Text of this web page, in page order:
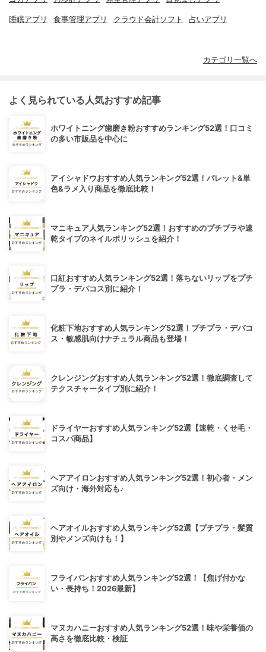
睡眠アプリ 食事管理アプリ クラウド会計ソフト 占いアプリ
カテゴリ一覧へ
よく見られている人気おすすめ記事
ホワイトニング歯磨き粉おすすめランキング52選！口コミ
の多い市販品を中心に
アイシャドウおすすめ人気ランキング52選！パレット&単
色&ラメ入り商品を徹底比較！
マニキュア人気ランキング52選！おすすめのプチプラや速
乾タイプのネイルポリッシュを紹介！
口紅おすすめ人気ランキング52選！落ちないリップをプチ
プラ・デパコス別に紹介！
化粧下地おすすめ人気ランキング52選！プチプラ・デパコ
ス・敏感肌向けナチュラル商品も登場！
クレンジングおすすめ人気ランキング52選！徹底調査して
テクスチャータイプ別に紹介！
ドライヤーおすすめ人気ランキング52選【速乾・くせ毛・
コスパ商品】
ヘアアイロンおすすめ人気ランキング52選！初心者・メン
ズ向け・海外対応も♪
ヘアオイルおすすめ人気ランキング52選【プチプラ・髪質
別やメンズ向けも！】
フライパンおすすめ人気ランキング52選！【焦げ付かな
い・長持ち！2026最新】
マヌカハニーおすすめ人気ランキング52選！味や栄養価の
高さを徹底比較・検証